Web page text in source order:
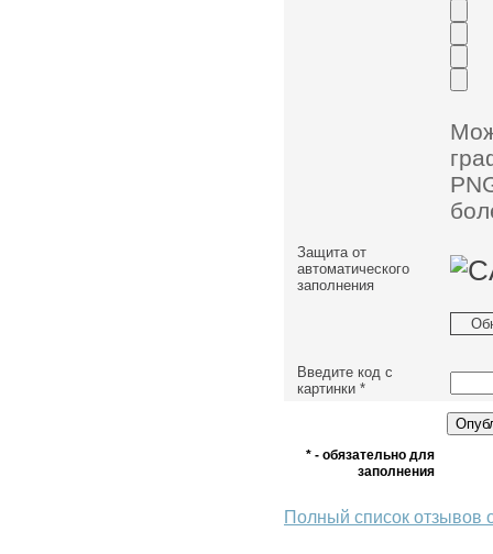
Защита от
автоматического
заполнения
Введите код с
картинки *
* - обязательно для
заполнения
Полный список отзывов